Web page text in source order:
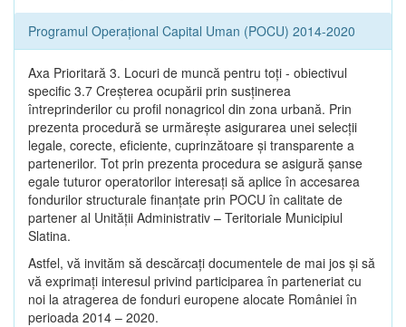
Programul Operațional Capital Uman (POCU) 2014-2020
Axa Prioritară 3. Locuri de muncă pentru toţi - obiectivul
specific 3.7 Creșterea ocupării prin susținerea
întreprinderilor cu profil nonagricol din zona urbană. Prin
prezenta procedură se urmăreşte asigurarea unei selecții
legale, corecte, eficiente, cuprinzătoare şi transparente a
partenerilor. Tot prin prezenta procedura se asigură şanse
egale tuturor operatorilor interesaţi să aplice în accesarea
fondurilor structurale finanţate prin POCU în calitate de
partener al Unității Administrativ – Teritoriale Municipiul
Slatina.
Astfel, vă invităm să descărcați documentele de mai jos și să
vă exprimați interesul privind participarea în parteneriat cu
noi la atragerea de fonduri europene alocate României în
perioada 2014 – 2020.